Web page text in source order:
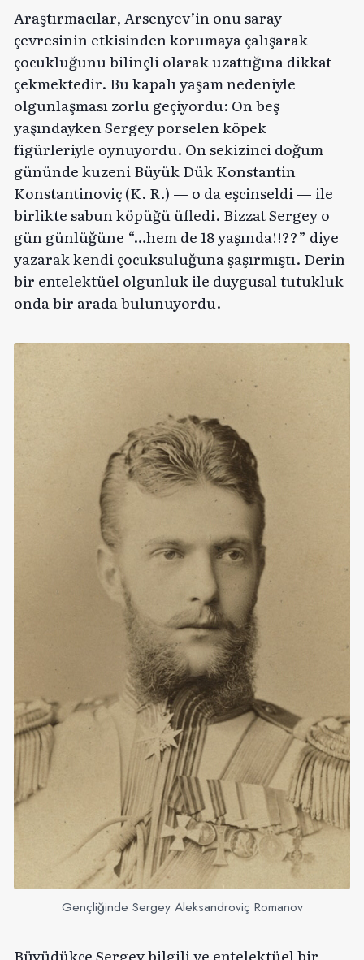
Araştırmacılar, Arsenyev’in onu saray
çevresinin etkisinden korumaya çalışarak
çocukluğunu bilinçli olarak uzattığına dikkat
çekmektedir. Bu kapalı yaşam nedeniyle
olgunlaşması zorlu geçiyordu: On beş
yaşındayken Sergey porselen köpek
figürleriyle oynuyordu. On sekizinci doğum
gününde kuzeni Büyük Dük Konstantin
Konstantinoviç (K. R.) — o da eşcinseldi — ile
birlikte sabun köpüğü üfledi. Bizzat Sergey o
gün günlüğüne “…hem de 18 yaşında!!??” diye
yazarak kendi çocuksuluğuna şaşırmıştı. Derin
bir entelektüel olgunluk ile duygusal tutukluk
onda bir arada bulunuyordu.
Gençliğinde Sergey Aleksandroviç Romanov
Büyüdükçe Sergey bilgili ve entelektüel bir